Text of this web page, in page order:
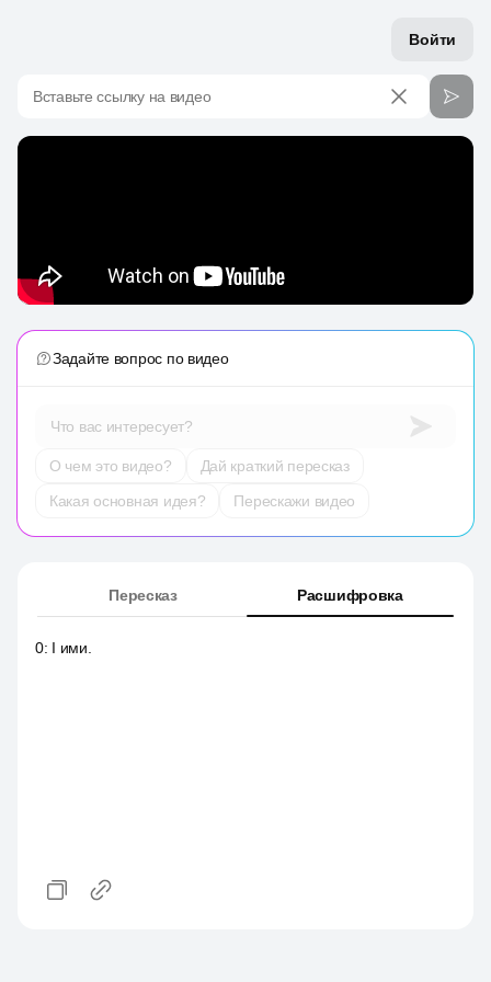
Войти
Вставьте ссылку на видео
Задайте вопрос по видео
Что вас интересует?
О чем это видео?
Дай краткий пересказ
Какая основная идея?
Перескажи видео
Пересказ Расшифровка
0: I ими.